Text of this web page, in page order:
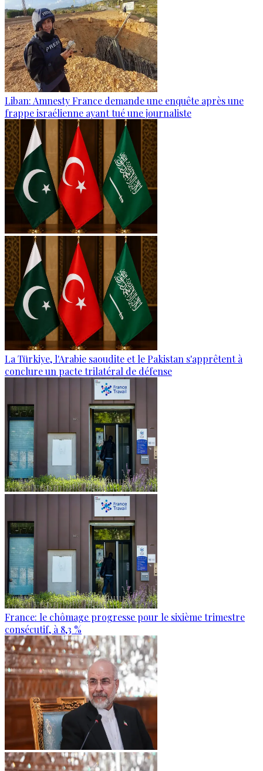
Liban: Amnesty France demande une enquête après une
frappe israélienne ayant tué une journaliste
La Türkiye, l'Arabie saoudite et le Pakistan s'apprêtent à
conclure un pacte trilatéral de défense
France: le chômage progresse pour le sixième trimestre
consécutif, à 8,3 %